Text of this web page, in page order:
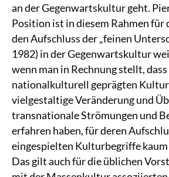
an der Gegenwartskultur geht.
Position ist in diesem Rahmen für
den Aufschluss der „feinen
1982) in der Gegenwartskultur
wenn man in Rechnung stellt,
nationalkulturell geprägten
vielgestaltige Veränderung und
transnationale Strömungen und
erfahren haben, für deren
eingespielten Kulturbegriffe kaum
Das gilt auch für die üblichen